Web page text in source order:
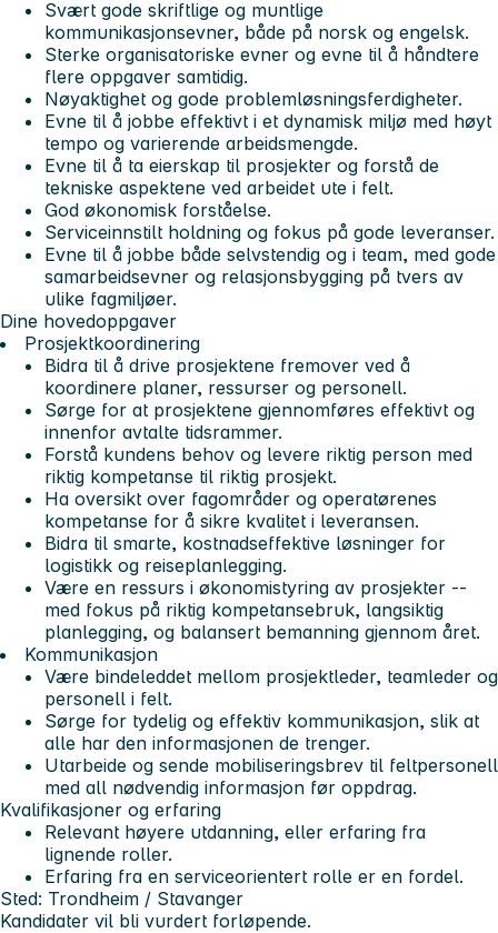
Svært gode skriftlige og muntlige
kommunikasjonsevner, både på norsk og engelsk.
Sterke organisatoriske evner og evne til å håndtere
flere oppgaver samtidig.
Nøyaktighet og gode problemløsningsferdigheter.
Evne til å jobbe effektivt i et dynamisk miljø med høyt
tempo og varierende arbeidsmengde.
Evne til å ta eierskap til prosjekter og forstå de
tekniske aspektene ved arbeidet ute i felt.
God økonomisk forståelse.
Serviceinnstilt holdning og fokus på gode leveranser.
Evne til å jobbe både selvstendig og i team, med gode
samarbeidsevner og relasjonsbygging på tvers av
ulike fagmiljøer.
Dine hovedoppgaver
Prosjektkoordinering
Bidra til å drive prosjektene fremover ved å
koordinere planer, ressurser og personell.
Sørge for at prosjektene gjennomføres effektivt og
innenfor avtalte tidsrammer.
Forstå kundens behov og levere riktig person med
riktig kompetanse til riktig prosjekt.
Ha oversikt over fagområder og operatørenes
kompetanse for å sikre kvalitet i leveransen.
Bidra til smarte, kostnadseffektive løsninger for
logistikk og reiseplanlegging.
Være en ressurs i økonomistyring av prosjekter --
med fokus på riktig kompetansebruk, langsiktig
planlegging, og balansert bemanning gjennom året.
Kommunikasjon
Være bindeleddet mellom prosjektleder, teamleder og
personell i felt.
Sørge for tydelig og effektiv kommunikasjon, slik at
alle har den informasjonen de trenger.
Utarbeide og sende mobiliseringsbrev til feltpersonell
med all nødvendig informasjon før oppdrag.
Kvalifikasjoner og erfaring
Relevant høyere utdanning, eller erfaring fra
lignende roller.
Erfaring fra en serviceorientert rolle er en fordel.
Sted: Trondheim / Stavanger
Kandidater vil bli vurdert forløpende.